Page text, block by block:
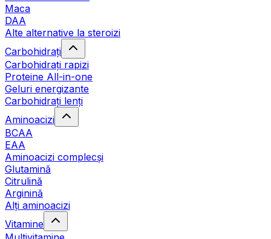
Maca
DAA
Alte alternative la steroizi
Carbohidrați
Carbohidrați rapizi
Proteine All-in-one
Geluri energizante
Carbohidrați lenți
Aminoacizi
BCAA
EAA
Aminoacizi complecși
Glutamină
Citrulină
Arginină
Alți aminoacizi
Vitamine